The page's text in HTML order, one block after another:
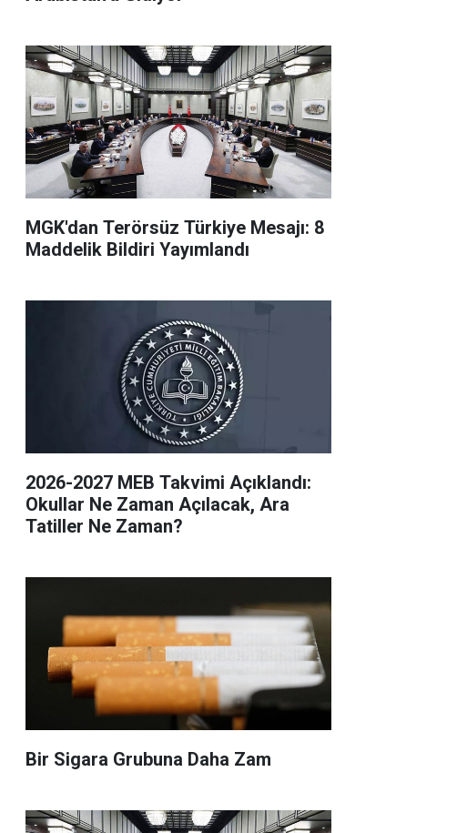
MGK'dan Terörsüz Türkiye Mesajı: 8
Maddelik Bildiri Yayımlandı
2026-2027 MEB Takvimi Açıklandı:
Okullar Ne Zaman Açılacak, Ara
Tatiller Ne Zaman?
Bir Sigara Grubuna Daha Zam